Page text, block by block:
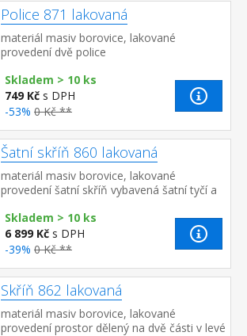
Police 871 lakovaná
materiál masiv borovice, lakované
provedení dvě police
Skladem > 10 ks
749 Kč s DPH
-53% 0 Kč **
Šatní skříň 860 lakovaná
materiál masiv borovice, lakované
provedení šatní skříň vybavená šatní tyčí a
Skladem > 10 ks
6 899 Kč s DPH
-39% 0 Kč **
Skříň 862 lakovaná
materiál masiv borovice, lakované
provedení prostor dělený na dvě části v levé